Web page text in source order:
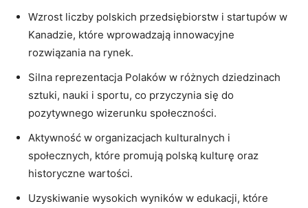
Wzrost liczby polskich przedsiębiorstw i startupów w
Kanadzie, które wprowadzają innowacyjne
rozwiązania na rynek.
Silna reprezentacja Polaków w różnych dziedzinach
sztuki, nauki i sportu, co przyczynia się do
pozytywnego wizerunku społeczności.
Aktywność w organizacjach kulturalnych i
społecznych, które promują polską kulturę oraz
historyczne wartości.
Uzyskiwanie wysokich wyników w edukacji, które